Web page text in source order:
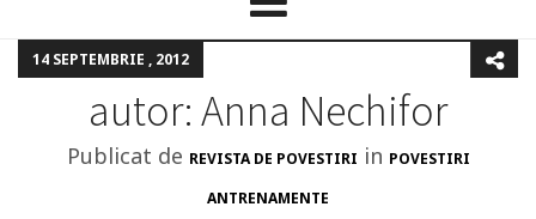
14 SEPTEMBRIE , 2012
autor: Anna Nechifor
Publicat de REVISTA DE POVESTIRI in POVESTIRI
ANTRENAMENTE